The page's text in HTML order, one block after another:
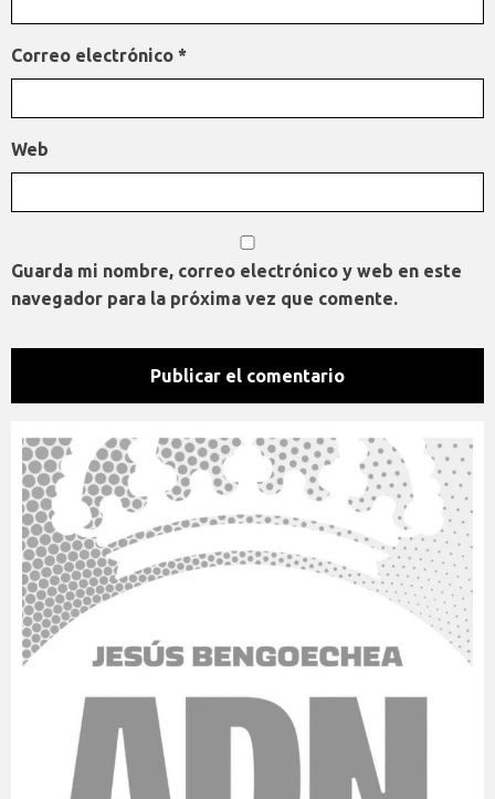
Correo electrónico *
Web
Guarda mi nombre, correo electrónico y web en este
navegador para la próxima vez que comente.